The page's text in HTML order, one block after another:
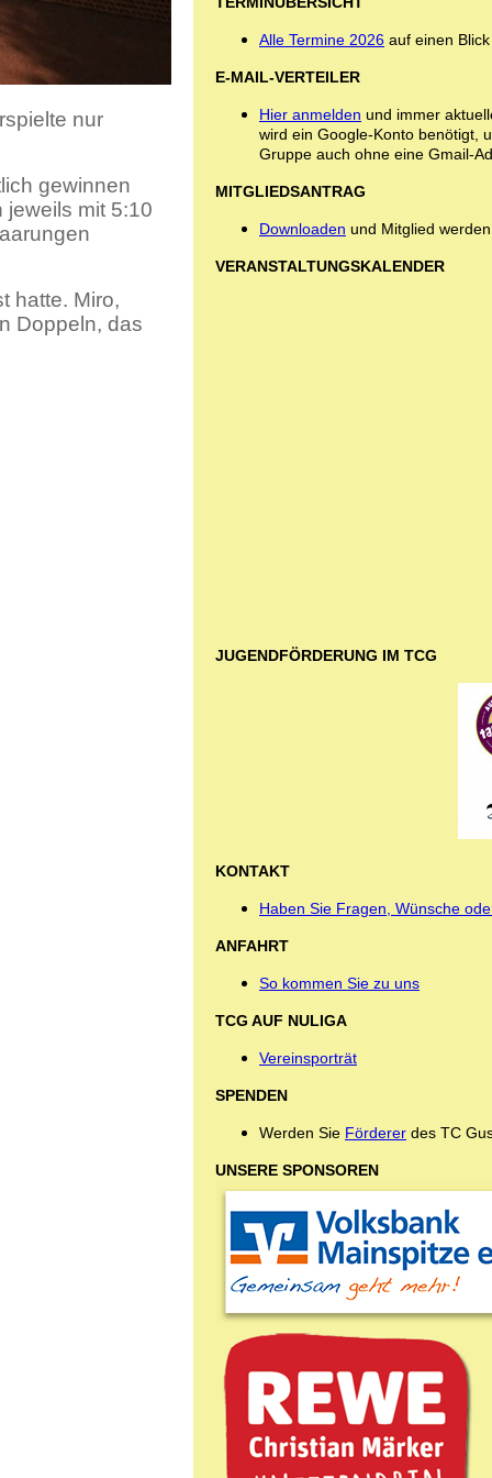
nur
gewinnen
mit 5:10
hatte. Miro,
Doppeln, das
Alle Termine 2026 auf einen Blick
E-MAIL-VERTEILER
Hier anmelden und immer
wird ein Google-Konto benötigt,
Gruppe auch ohne eine Gmail-
MITGLIEDSANTRAG
Downloaden und Mitglied werden
VERANSTALTUNGSKALENDER
JUGENDFÖRDERUNG IM TCG
KONTAKT
Haben Sie Fragen, Wünsche
ANFAHRT
So kommen Sie zu uns
TCG AUF NULIGA
Vereinsporträt
SPENDEN
Werden Sie Förderer des TC
UNSERE SPONSOREN